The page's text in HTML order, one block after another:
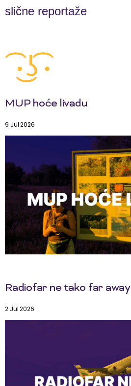
slične reportaže
MUP hoće livadu
9 Jul 2026
Radiofar ne tako far away
2 Jul 2026